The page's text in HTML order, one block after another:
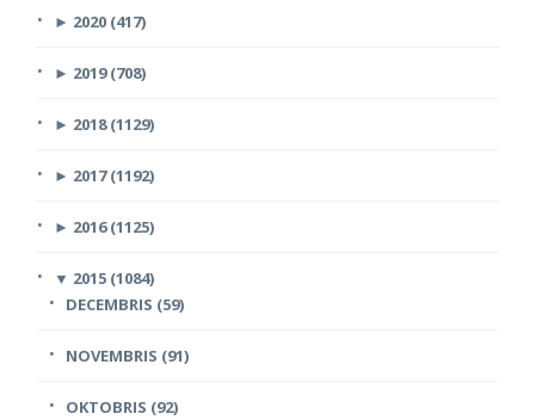
► 2020 (417)
► 2019 (708)
► 2018 (1129)
► 2017 (1192)
► 2016 (1125)
▼ 2015 (1084)
DECEMBRIS (59)
NOVEMBRIS (91)
OKTOBRIS (92)